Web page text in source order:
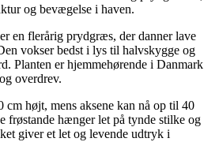
og bevægelse i haven.
en flerårig prydgræs, der danner lave
vokser bedst i lys til halvskygge og
Planten er hjemmehørende i Danmark
overdrev.
højt, mens aksene kan nå op til 40
frøstande hænger let på tynde stilke og
giver et let og levende udtryk i